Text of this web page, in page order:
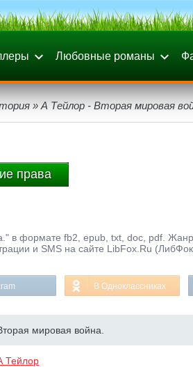
Любовные романы
» А Тейлор - Вторая мировая
права
в формате fb2, epub, txt, doc, pdf.
и SMS на сайте LibFox.Ru
В Одноклассниках
мировая война.
Тейлор